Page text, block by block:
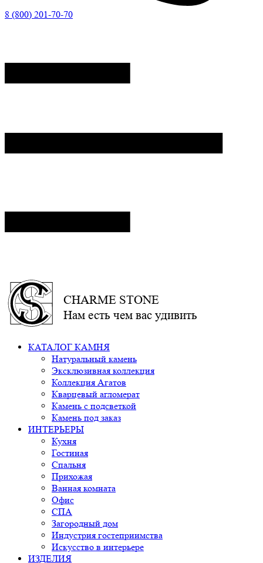
8 (800) 201-70-70
CHARME STONE
Нам есть чем вас удивить
КАТАЛОГ КАМНЯ
Натуральный камень
Эксклюзивная коллекция
Коллекция Агатов
Кварцевый агломерат
Камень с подсветкой
Камень под заказ
ИНТЕРЬЕРЫ
Кухня
Гостиная
Спальня
Прихожая
Ванная комната
Офис
СПА
Загородный дом
Индустрия гостеприимства
Искусство в интерьере
ИЗДЕЛИЯ